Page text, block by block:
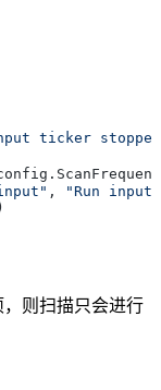
ticker
,
"Run input"
，则扫描只会进行